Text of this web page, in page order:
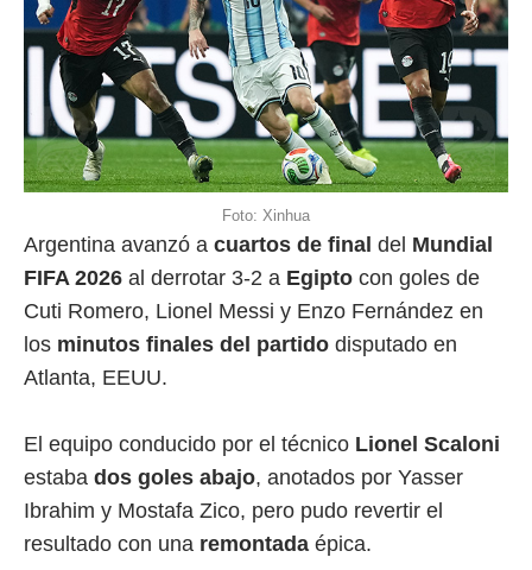
Foto: Xinhua
Argentina avanzó a cuartos de final del Mundial
FIFA 2026 al derrotar 3-2 a Egipto con goles de
Cuti Romero, Lionel Messi y Enzo Fernández en
los minutos finales del partido disputado en
Atlanta, EEUU.
El equipo conducido por el técnico Lionel Scaloni
estaba dos goles abajo, anotados por Yasser
Ibrahim y Mostafa Zico, pero pudo revertir el
resultado con una remontada épica.